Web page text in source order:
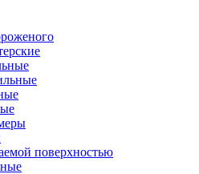
поверхностью